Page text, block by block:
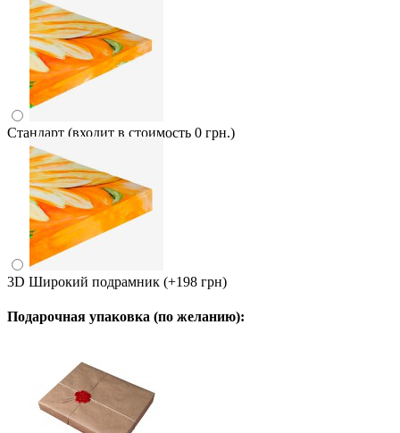
Стандарт (входит в стоимость 0 грн.)
3D Широкий подрамник (+198 грн)
Подарочная упаковка (по желанию):